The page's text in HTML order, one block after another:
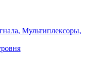
Мультиплексоры,